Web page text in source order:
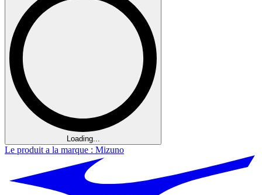
Loading...
Le produit a la marque : Mizuno